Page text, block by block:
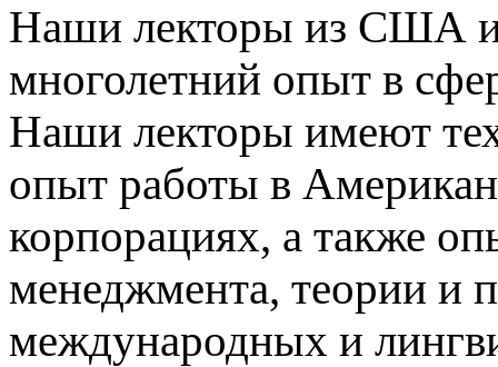
Наши лекторы из США
многолетний опыт в
Наши лекторы имеют
опыт работы в
корпорациях, а также
менеджмента, теории и
международных и